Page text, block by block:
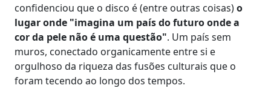
confidenciou que o disco é (entre outras coisas)o
lugar onde "imagina um país do futuro onde a
cor da pele não é uma questão". Um país sem
muros, conectado organicamente entre si e
orgulhoso da riqueza das fusões culturais que o
foram tecendo ao longo dos tempos.